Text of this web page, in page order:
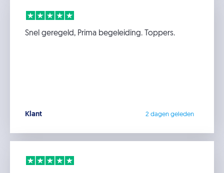
Snel geregeld, Prima begeleiding. Toppers.
Klant 2 dagen geleden